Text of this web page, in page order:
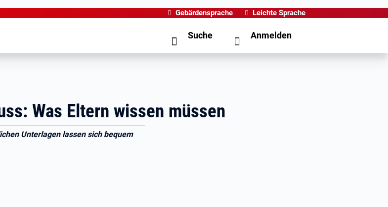
Gebärdensprache Leichte Sprache
Suche Anmelden
Was Eltern wissen müssen
Unterlagen lassen sich bequem